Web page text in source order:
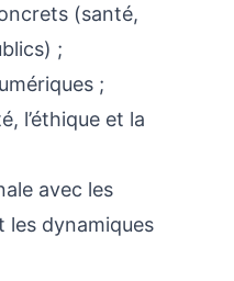
(santé,
;
;
l’éthique et la
avec les
les dynamiques